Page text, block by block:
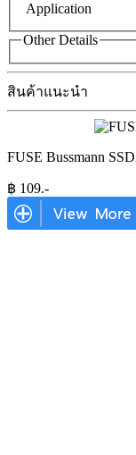
Application
Other Details
สินค้าแนะนำ
FUSE Bussmann
฿ 109.-